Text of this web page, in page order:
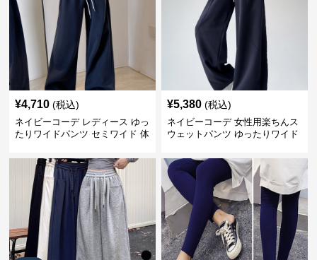
¥4,710 (税込)
ネイビーコーデ レディース ゆっ
たりワイドパンツ セミワイド 体
¥5,380 (税込)
ネイビーコーデ 女性用楽ちんス
ウェットパンツ ゆったりワイド